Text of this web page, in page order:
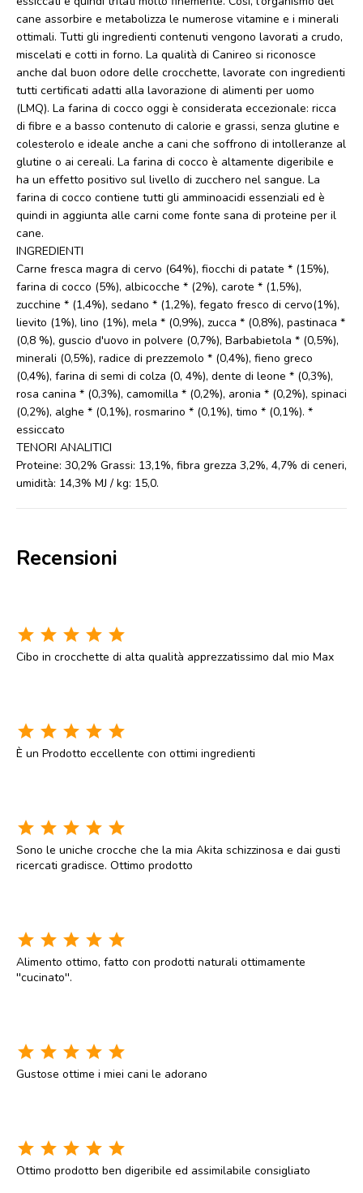
cane assorbire e metabolizza le numerose vitamine e i minerali
ottimali. Tutti gli ingredienti contenuti vengono lavorati a crudo,
miscelati e cotti in forno. La qualità di Canireo si riconosce
anche dal buon odore delle crocchette, lavorate con ingredienti
tutti certificati adatti alla lavorazione di alimenti per uomo
(LMQ). La farina di cocco oggi è considerata eccezionale: ricca
di fibre e a basso contenuto di calorie e grassi, senza glutine e
colesterolo e ideale anche a cani che soffrono di intolleranze al
glutine o ai cereali. La farina di cocco è altamente digeribile e
ha un effetto positivo sul livello di zucchero nel sangue. La
farina di cocco contiene tutti gli amminoacidi essenziali ed è
quindi in aggiunta alle carni come fonte sana di proteine per il
cane.
INGREDIENTI
Carne fresca magra di cervo (64%), fiocchi di patate * (15%),
farina di cocco (5%), albicocche * (2%), carote * (1,5%),
zucchine * (1,4%), sedano * (1,2%), fegato fresco di cervo(1%),
lievito (1%), lino (1%), mela * (0,9%), zucca * (0,8%), pastinaca *
(0,8 %), guscio d'uovo in polvere (0,7%), Barbabietola * (0,5%),
minerali (0,5%), radice di prezzemolo * (0,4%), fieno greco
(0,4%), farina di semi di colza (0, 4%), dente di leone * (0,3%),
rosa canina * (0,3%), camomilla * (0,2%), aronia * (0,2%), spinaci
(0,2%), alghe * (0,1%), rosmarino * (0,1%), timo * (0,1%). *
essiccato
TENORI ANALITICI
Proteine: 30,2% Grassi: 13,1%, fibra grezza 3,2%, 4,7% di ceneri,
umidità: 14,3% MJ / kg: 15,0.
Recensioni
star star star star star
Cibo in crocchette di alta qualità apprezzatissimo dal mio Max
star star star star star
È un Prodotto eccellente con ottimi ingredienti
star star star star star
Sono le uniche crocche che la mia Akita schizzinosa e dai gusti
ricercati gradisce. Ottimo prodotto
star star star star star
Alimento ottimo, fatto con prodotti naturali ottimamente
''cucinato''.
star star star star star
Gustose ottime i miei cani le adorano
star star star star star
Ottimo prodotto ben digeribile ed assimilabile consigliato